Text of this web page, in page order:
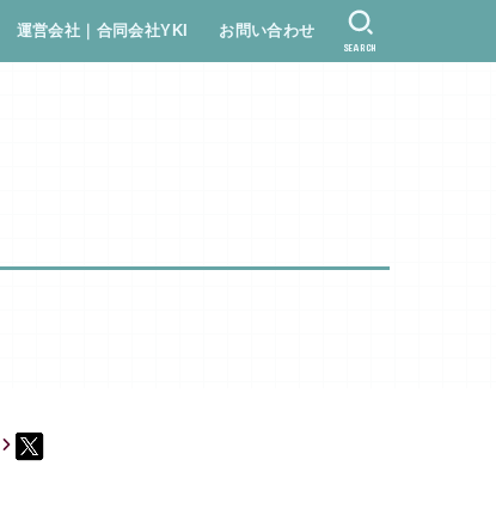
運営会社｜合同会社YKI お問い合わせ
SEARCH